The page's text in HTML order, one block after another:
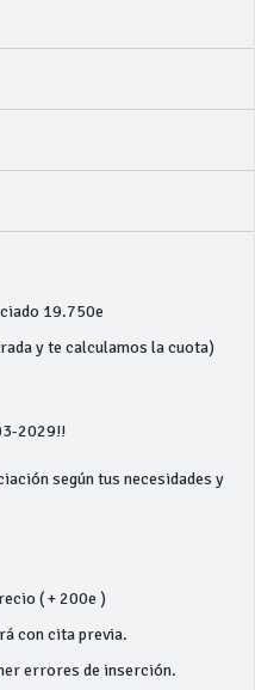
19.750e
y te calculamos la cuota)
2029!!
según tus necesidades y
( + 200e )
con cita previa.
errores de inserción.